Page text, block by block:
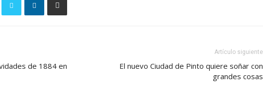
de 1884 en
Artículo siguiente
El nuevo Ciudad de Pinto quiere soñar con
grandes cosas